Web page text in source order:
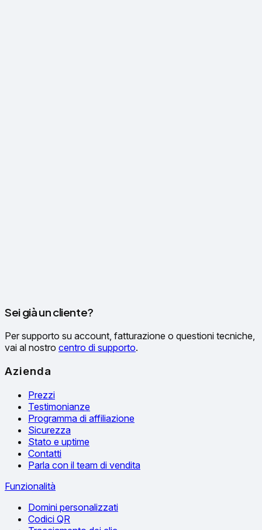
Sei già un cliente?
Per supporto su account, fatturazione o questioni tecniche,
vai al nostro centro di supporto.
Azienda
Prezzi
Testimonianze
Programma di affiliazione
Sicurezza
Stato e uptime
Contatti
Parla con il team di vendita
Funzionalità
Domini personalizzati
Codici QR